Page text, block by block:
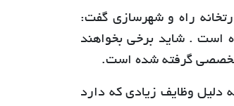
راه و شهرسازی گفت:
است . شاید برخی بخواهند
تخصصی گرفته شده است.
دلیل وظایف زیادی که دارد